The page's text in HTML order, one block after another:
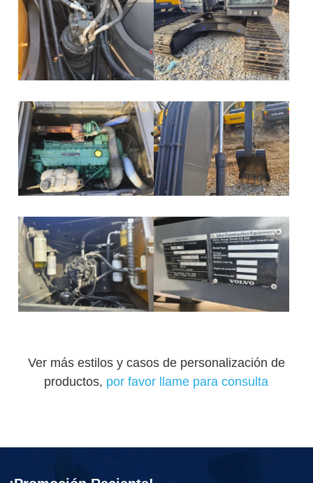
Ver más estilos y casos de personalización de
productos, por favor llame para consulta